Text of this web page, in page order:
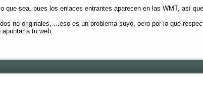
sea, pues los enlaces entrantes aparecen en las WMT, así
no originales, ...eso es un problema suyo, pero por lo que
a tu web.